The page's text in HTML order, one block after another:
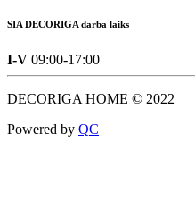
SIA DECORIGA darba laiks
I-V 09:00-17:00
DECORIGA HOME © 2022
Powered by QC